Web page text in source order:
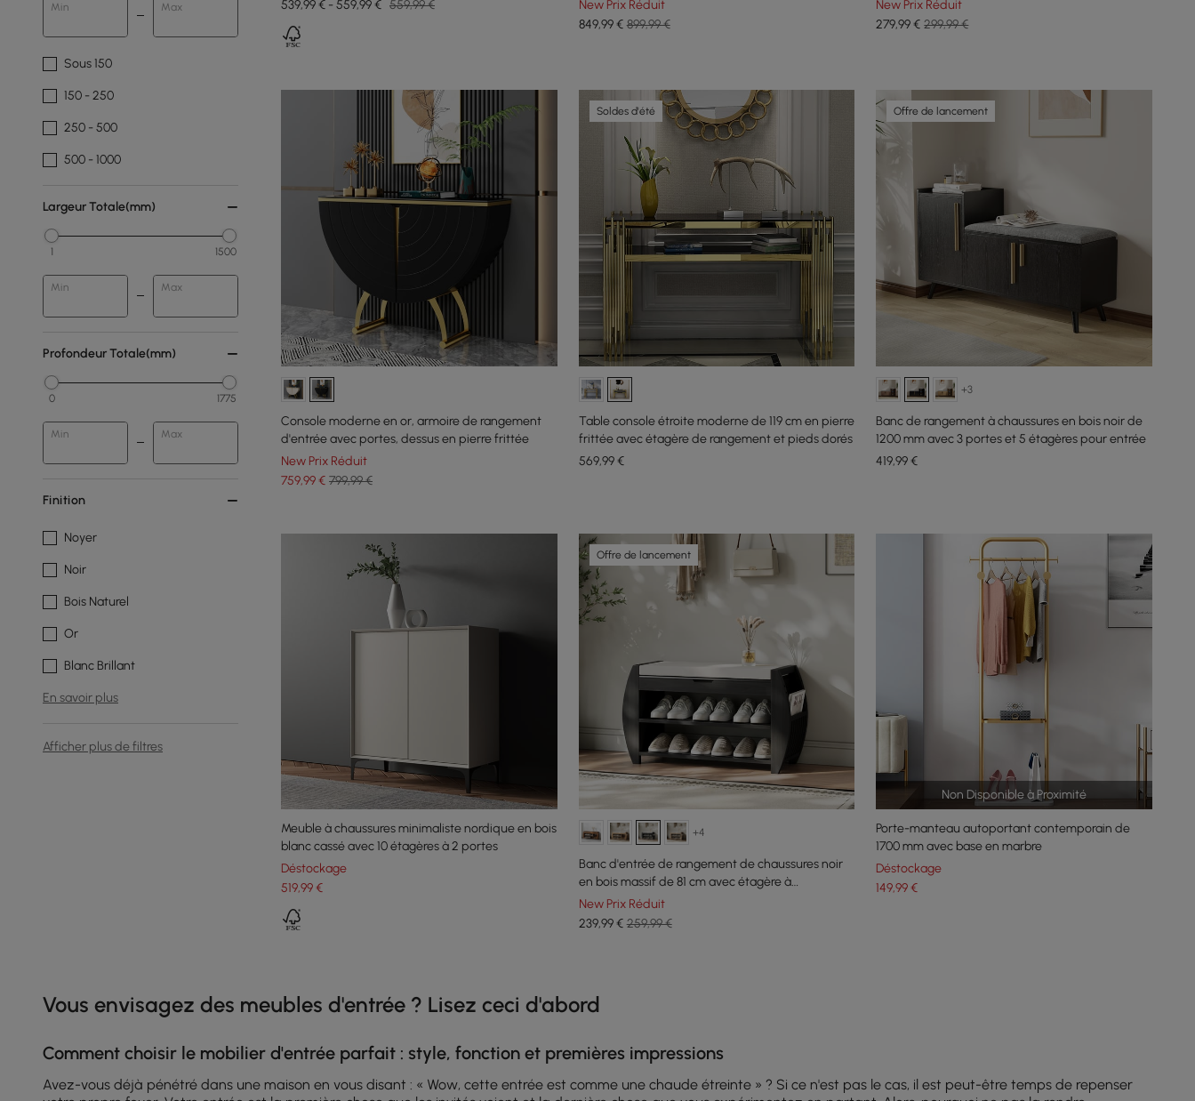
Min Max
Sous 150
150 - 250
250 - 500
500 - 1000
Largeur Totale(mm)
1 1500
Min Max
Profondeur Totale(mm)
0 1775
Min Max
Finition
Noyer
Noir
Bois Naturel
Or
Blanc Brillant
En savoir plus
Afficher plus de filtres
539,99 € - 559,99 € 559,99 €
New Prix Réduit
849,99€ 899,99 €
New Prix Réduit
279,99€ 299,99 €
Console moderne en or, armoire de rangement
d'entrée avec portes, dessus en pierre frittée
New Prix Réduit
759,99€ 799,99 €
Soldes d'été
Table console étroite moderne de 119 cm en pierre
frittée avec étagère de rangement et pieds dorés
569,99€
Offre de lancement
+3
Banc de rangement à chaussures en bois noir de
1200 mm avec 3 portes et 5 étagères pour entrée
419,99€
Meuble à chaussures minimaliste nordique en bois
blanc cassé avec 10 étagères à 2 portes
Déstockage
519,99€
Offre de lancement
+4
Banc d'entrée de rangement de chaussures noir
en bois massif de 81 cm avec étagère à
chaussures
New Prix Réduit
239,99€ 259,99 €
Non Disponible à Proximité
Porte-manteau autoportant contemporain de
1700 mm avec base en marbre
Déstockage
149,99€
Vous envisagez des meubles d'entrée ? Lisez ceci d'abord
Comment choisir le mobilier d'entrée parfait : style, fonction et premières impressions
Avez-vous déjà pénétré dans une maison en vous disant : « Wow, cette entrée est comme une chaude étreinte » ? Si ce n'est pas le cas, il est peut-être temps de repenser